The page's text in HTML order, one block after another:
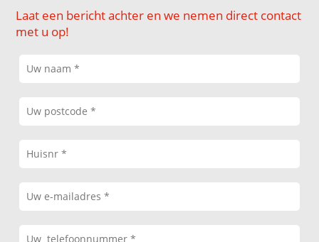
Laat een bericht achter en we nemen direct contact
met u op!